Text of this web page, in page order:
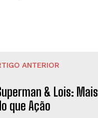
ANTERIOR
& Lois: Mais
que Ação